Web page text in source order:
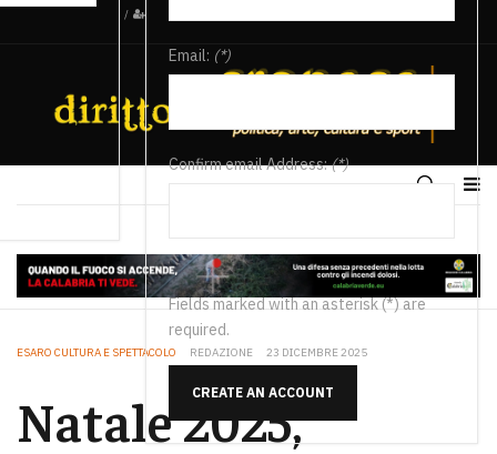
/
Email: (*)
Confirm email Address:(*)
Fields marked with an asterisk (*) are
required.
CREATE AN ACCOUNT
ESARO CULTURA E SPETTACOLO REDAZIONE 23 DICEMBRE 2025
Natale 2025,